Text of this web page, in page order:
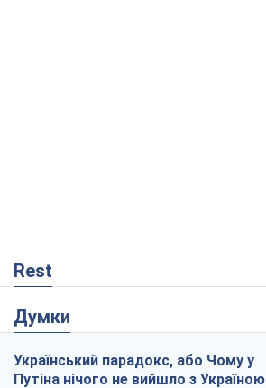
Rest
Думки
Український парадокс, або Чому у
Путіна нічого не вийшло з Україною